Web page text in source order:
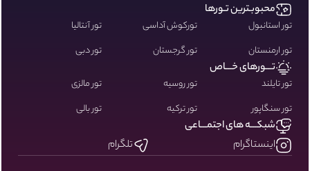
محبوبـترین تـورها
تور استانبول تورکوش آداسی
تور آنتالیا
تور ارمنستان
تور گرجستان تور دبی
تـــورهای خـــاص
تور تایلند تور روسیه
تور مالزی
تور سنگاپور
تور ترکیه تور بالی
شبکـــه های اجتمـــاعی
اینستاگرام
تلگرام